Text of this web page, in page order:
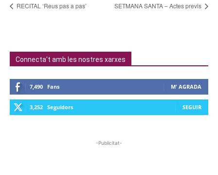
RECITAL ‘Reus pas a pas’ SETMANA SANTA – Actes previs
Connecta't amb les nostres xarxes
7,490 Fans M' AGRADA
3,252 Seguidors SEGUIR
-Publicitat-